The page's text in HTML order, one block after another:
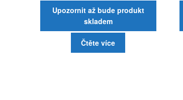
Upozornit až bude produkt
skladem
Čtěte více